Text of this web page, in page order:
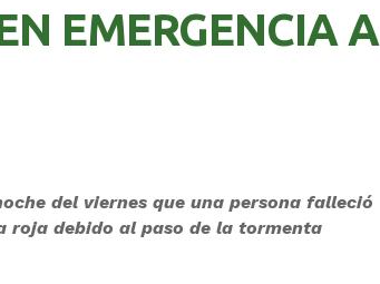
EMERGENCIA A
del viernes que una persona falleció
roja debido al paso de la tormenta